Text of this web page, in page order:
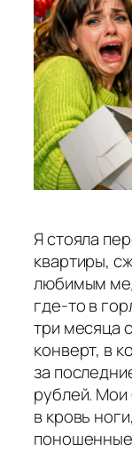
Я стояла
квартиры,
любимым
где-то в
три месяца
конверт, в
за
рублей.
в кровь